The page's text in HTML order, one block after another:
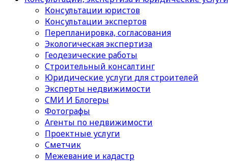
Консультации юристов
Консультации экспертов
Перепланировка, согласования
Экологическая экспертиза
Геодезические работы
Строительный консалтинг
Юридические услуги для строителей
Эксперты недвижимости
СМИ И Блогеры
Фотографы
Агенты по недвижимости
Проектные услуги
Сметчик
Межевание и кадастр